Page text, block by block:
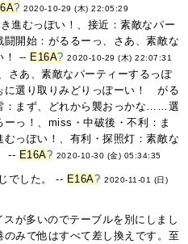
? 2020-10-29 (木) 22:05:29
進むっぽい！、接近：素敵なパー
闘開始：がるるーっ、さあ、素敵な
！ -- E16A? 2020-10-29 (木) 22:07:31
さあ、素敵なパーティーするっぽ
に選り取りみどりっぽーい！ がる
：まず、どれから襲おっかな……選
ーっ！、miss・中破後・不利：ま
むっぽい！、有利・探照灯：素敵な
-- E16A? 2020-10-30 (金) 05:34:35
でした。 -- E16A? 2020-11-01 (日)
が多いのでテーブルを別にしまし
のみで他はすべて差し換えです。至